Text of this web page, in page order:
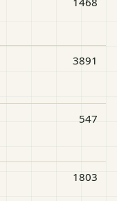
3891
547
1803